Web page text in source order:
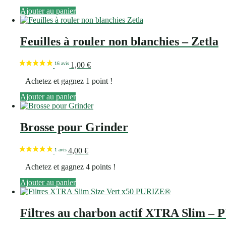
Ajouter au panier
Feuilles à rouler non blanchies – Zetla
1,00€
Achetez et gagnez 1 point !
Ajouter au panier
Brosse pour Grinder
4,00€
Achetez et gagnez 4 points !
Ajouter au panier
Filtres au charbon actif XTRA Slim –